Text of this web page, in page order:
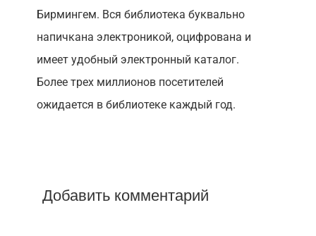
Бирмингем. Вся библиотека буквально
напичкана электроникой, оцифрована и
имеет удобный электронный каталог.
Более трех миллионов посетителей
ожидается в библиотеке каждый год.
Добавить комментарий